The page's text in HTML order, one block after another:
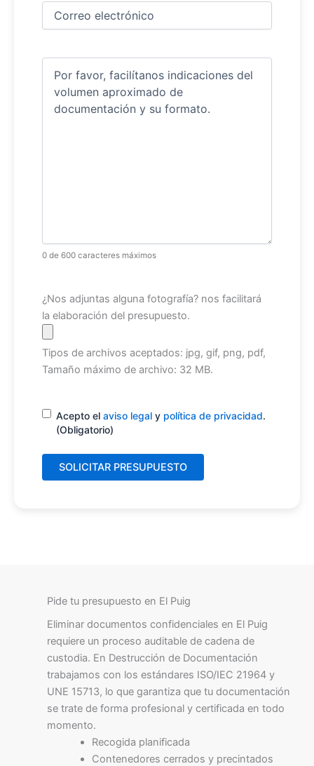
Correo
electrónico (Obligatorio)
Comentarios
0 de 600 caracteres máximos
Archivo
¿Nos adjuntas alguna fotografía? nos facilitará
la elaboración del presupuesto.
Tipos de archivos aceptados: jpg, gif, png, pdf,
Tamaño máximo de archivo: 32 MB.
Consentimiento(Obligatorio)
Acepto el aviso legal y política de privacidad.
(Obligatorio)
Pide tu presupuesto en El Puig
Eliminar documentos confidenciales en El Puig
requiere un proceso auditable de cadena de
custodia. En Destrucción de Documentación
trabajamos con los estándares ISO/IEC 21964 y
UNE 15713, lo que garantiza que tu documentación
se trate de forma profesional y certificada en todo
momento.
Recogida planificada
Contenedores cerrados y precintados